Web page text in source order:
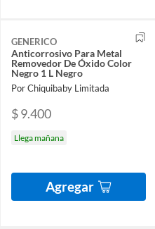
GENERICO
Anticorrosivo Para Metal
Removedor De Óxido Color
Negro 1 L Negro
Por Chiquibaby Limitada
$ 9.400
Llega mañana
Agregar